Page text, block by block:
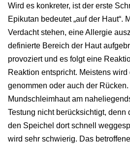
Wird es konkreter, ist der erste
Epikutan bedeutet „auf der Haut“.
Verdacht stehen, eine Allergie
definierte Bereich der Haut
provoziert und es folgt eine
Reaktion entspricht. Meistens wird
genommen oder auch der
Mundschleimhaut am
Testung nicht berücksichtigt, denn
den Speichel dort schnell
wird sehr schwierig. Das